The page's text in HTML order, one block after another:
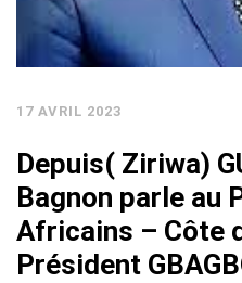
17 AVRIL 2023
Depuis( Ziriwa)
Bagnon parle au
Africains – Côte
Président